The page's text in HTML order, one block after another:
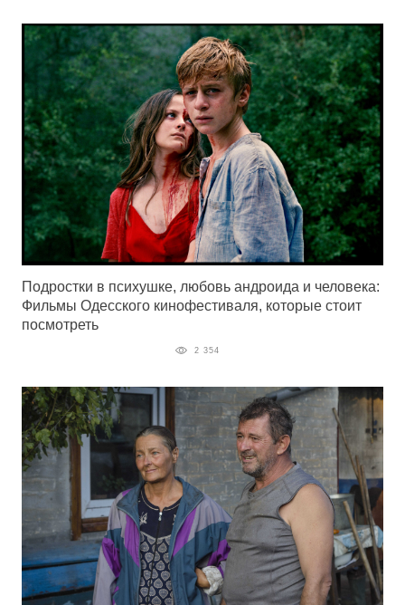
Подростки в психушке, любовь андроида и человека:
Фильмы Одесского кинофестиваля, которые стоит
посмотреть
2 354